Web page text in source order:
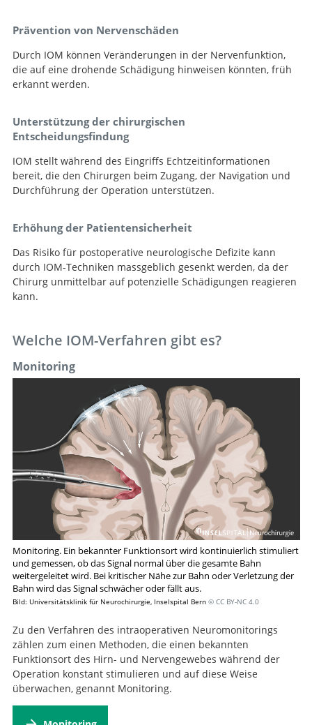
glioma surgery outcome: a meta-analysis.
motor eloquent brain tumors: evaluation of a new
enhances resection and safety and expands
neurophysiological monitoring.
mapping and continuous motor evoked potential
tumors.
Prävention von Nervenschäden
Durch IOM können Veränderungen in der Nervenfunktion,
die auf eine drohende Schädigung hinweisen könnten, früh
erkannt werden.
Unterstützung der chirurgischen
Entscheidungsfindung
IOM stellt während des Eingriffs Echtzeitinformationen
bereit, die den Chirurgen beim Zugang, der Navigation und
Durchführung der Operation unterstützen.
Erhöhung der Patientensicherheit
Das Risiko für postoperative neurologische Defizite kann
durch IOM-Techniken massgeblich gesenkt werden, da der
Chirurg unmittelbar auf potenzielle Schädigungen reagieren
kann.
Welche IOM-Verfahren gibt es?
Monitoring
Monitoring. Ein bekannter Funktionsort wird kontinuierlich stimuliert
und gemessen, ob das Signal normal über die gesamte Bahn
weitergeleitet wird. Bei kritischer Nähe zur Bahn oder Verletzung der
Bahn wird das Signal schwächer oder fällt aus.
Bild: Universitätsklinik für Neurochirurgie, Inselspital Bern © CC BY-NC 4.0
Zu den Verfahren des intraoperativen Neuromonitorings
zählen zum einen Methoden, die einen bekannten
Funktionsort des Hirn- und Nervengewebes während der
Operation konstant stimulieren und auf diese Weise
überwachen, genannt Monitoring.